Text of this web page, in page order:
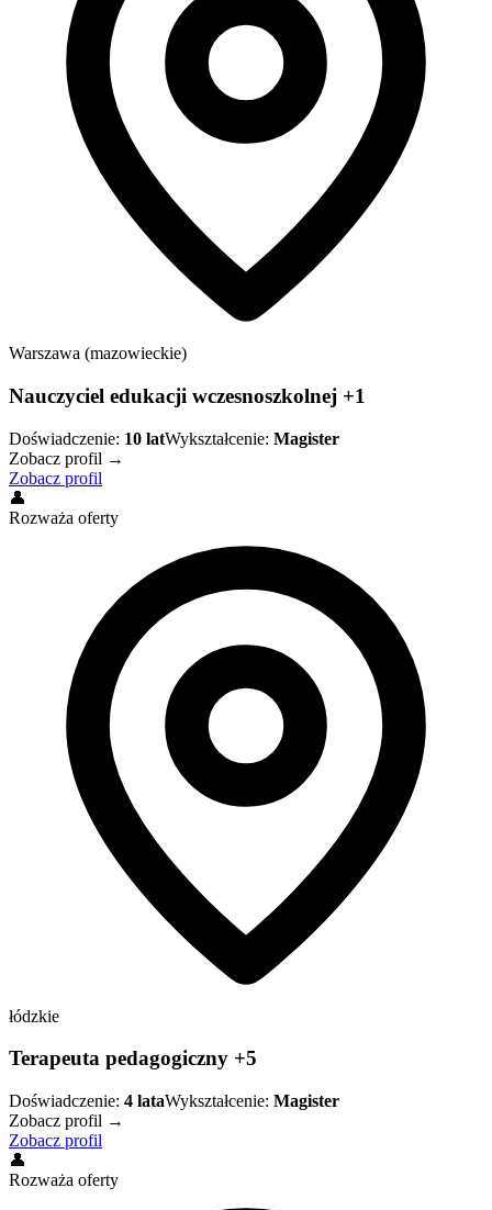
Warszawa (mazowieckie)
Nauczyciel edukacji wczesnoszkolnej +1
Doświadczenie: 10 latWykształcenie: Magister
Zobacz profil →
Zobacz profil
👤
Rozważa oferty
łódzkie
Terapeuta pedagogiczny +5
Doświadczenie: 4 lataWykształcenie: Magister
Zobacz profil →
Zobacz profil
👤
Rozważa oferty